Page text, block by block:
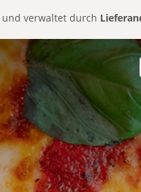
verwaltet durch